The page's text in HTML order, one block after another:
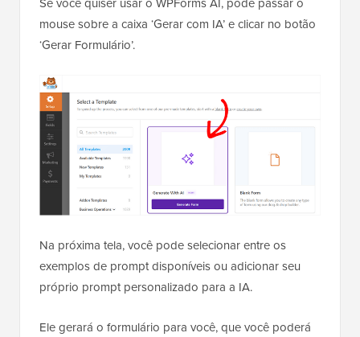
Se você quiser usar o WPForms AI, pode passar o
mouse sobre a caixa ‘Gerar com IA’ e clicar no botão
‘Gerar Formulário’.
Na próxima tela, você pode selecionar entre os
exemplos de prompt disponíveis ou adicionar seu
próprio prompt personalizado para a IA.
Ele gerará o formulário para você, que você poderá